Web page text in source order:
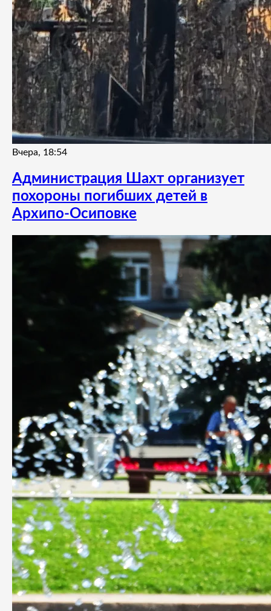
Вчера, 18:54
Администрация Шахт организует
похороны погибших детей в
Архипо-Осиповке